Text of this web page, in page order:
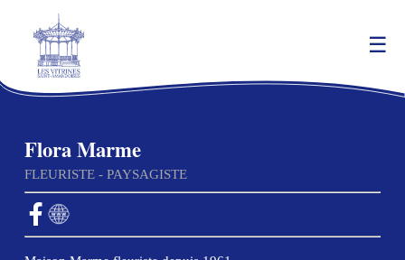
Flora Marme
FLEURISTE - PAYSAGISTE